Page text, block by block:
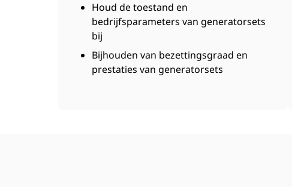
Houd de toestand en
bedrijfsparameters van generatorsets
bij
Bijhouden van bezettingsgraad en
prestaties van generatorsets